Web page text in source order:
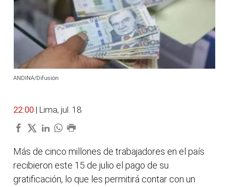
ANDINA/Difusión
22:00 | Lima, jul. 18.
Más de cinco millones de trabajadores en el país
recibieron este 15 de julio el pago de su
gratificación, lo que les permitirá contar con un